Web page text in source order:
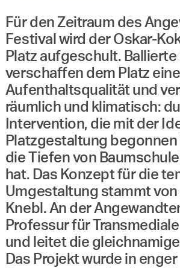
Für den Zeitraum des
Festival wird der Oskar-
Platz aufgeschult. Ballierte
verschaffen dem Platz
Aufenthaltsqualität und
räumlich und klimatisch:
Intervention, die mit der
Platzgestaltung begonnen
die Tiefen von
hat. Das Konzept für die
Umgestaltung stammt von
Knebl. An der
Professur für
und leitet die
Das Projekt wurde in enger